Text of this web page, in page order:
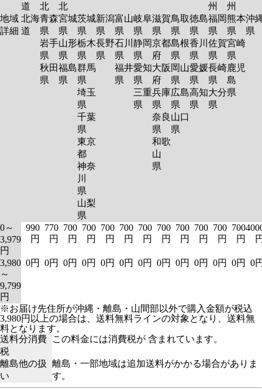
道
北
北
州
州
地域
詳細
北海
道
青森
県
岩手
県
秋田
県
宮城
県
山形
県
福島
県
茨城
県
栃木
県
群馬
県
埼玉
県
千葉
県
東京
都
神奈
川
県
山梨
県
新潟
県
長野
県
富山
県
石川
県
福井
県
岐阜
県
静岡
県
愛知
県
三重
県
滋賀
県
京都
府
大阪
府
兵庫
県
奈良
県
和歌
山
県
鳥取
県
島根
県
岡山
県
広島
県
山口
県
徳島
県
香川
県
愛媛
県
高知
県
福岡
県
佐賀
県
長崎
県
大分
県
熊本
県
宮崎
県
鹿児
島
県
沖
0～
3,979
円
990
円
770
円
700
円
700
円
700
円
700
円
700
円
700
円
700
円
700
円
700
円
700
円
3,980
～
9,799
円
0円 0円 0円 0円 0円 0円 0円 0円 0円 0円 0円 0円 0
※お届け先住所が沖縄・離島・山間部以外で購入金額が税込
3,980円以上の場合は、送料無料ラインの対象となり、送料無
料となります。
送料分消費
税
この料金には消費税が 含まれています。
離島他の扱
い
離島・一部地域は追加送料がかかる場合がありま
す。